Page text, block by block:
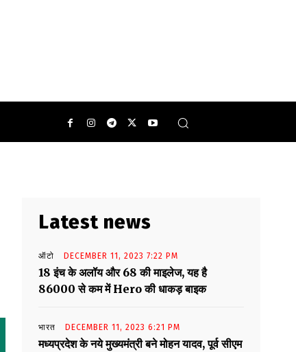
Latest news
ऑटो DECEMBER 11, 2023 7:22 PM
18 इंच के अलॉय और 68 की माइलेज, यह है
86000 से कम में Hero की धाकड़ बाइक
भारत DECEMBER 11, 2023 6:21 PM
मध्यप्रदेश के नये मुख्यमंत्री बने मोहन यादव, पूर्व सीएम